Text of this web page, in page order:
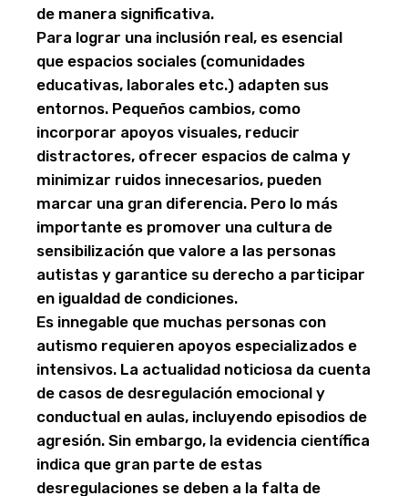
de manera significativa.
Para lograr una inclusión real, es esencial
que espacios sociales (comunidades
educativas, laborales etc.) adapten sus
entornos. Pequeños cambios, como
incorporar apoyos visuales, reducir
distractores, ofrecer espacios de calma y
minimizar ruidos innecesarios, pueden
marcar una gran diferencia. Pero lo más
importante es promover una cultura de
sensibilización que valore a las personas
autistas y garantice su derecho a participar
en igualdad de condiciones.
Es innegable que muchas personas con
autismo requieren apoyos especializados e
intensivos. La actualidad noticiosa da cuenta
de casos de desregulación emocional y
conductual en aulas, incluyendo episodios de
agresión. Sin embargo, la evidencia científica
indica que gran parte de estas
desregulaciones se deben a la falta de